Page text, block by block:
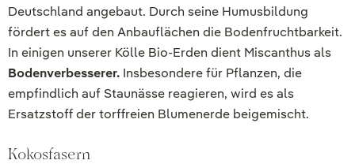
Deutschland angebaut. Durch seine Humusbildung
fördert es auf den Anbauflächen die Bodenfruchtbarkeit.
In einigen unserer Kölle Bio-Erden dient Miscanthus als
Bodenverbesserer. Insbesondere für Pflanzen, die
empfindlich auf Staunässe reagieren, wird es als
Ersatzstoff der torffreien Blumenerde beigemischt.
Kokosfasern